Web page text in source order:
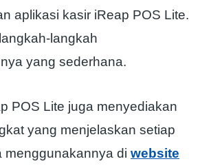
aplikasi kasir iReap POS Lite.
langkah
yang sederhana.
POS Lite juga menyediakan
yang menjelaskan setiap
menggunakannya di website